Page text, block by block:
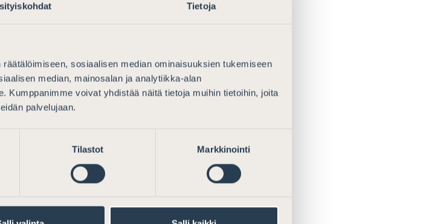
Tietoja
sosiaalisen median ominaisuuksien tukemiseen
median, mainosalan ja analytiikka-alan
Kumppanimme voivat yhdistää näitä tietoja muihin tietoihin, joita
palvelujaan.
Tilastot Markkinointi
ei luultavammin ole aiheuttanut tai tule
Suomessa. Myöskään
rikosprosesseista ei ole (raportin kohta
käsiteltäisiin suomalaisissa
olisi tällöin syytä luonnollisesti
sanotuista prosesseista olisi saatavilla
asema
oikeuksia ja heidän mahdollisuuksiaan
185). Raportista voi syntyä vaikutelma, että
mahdollisuudet oikeuksiinsa